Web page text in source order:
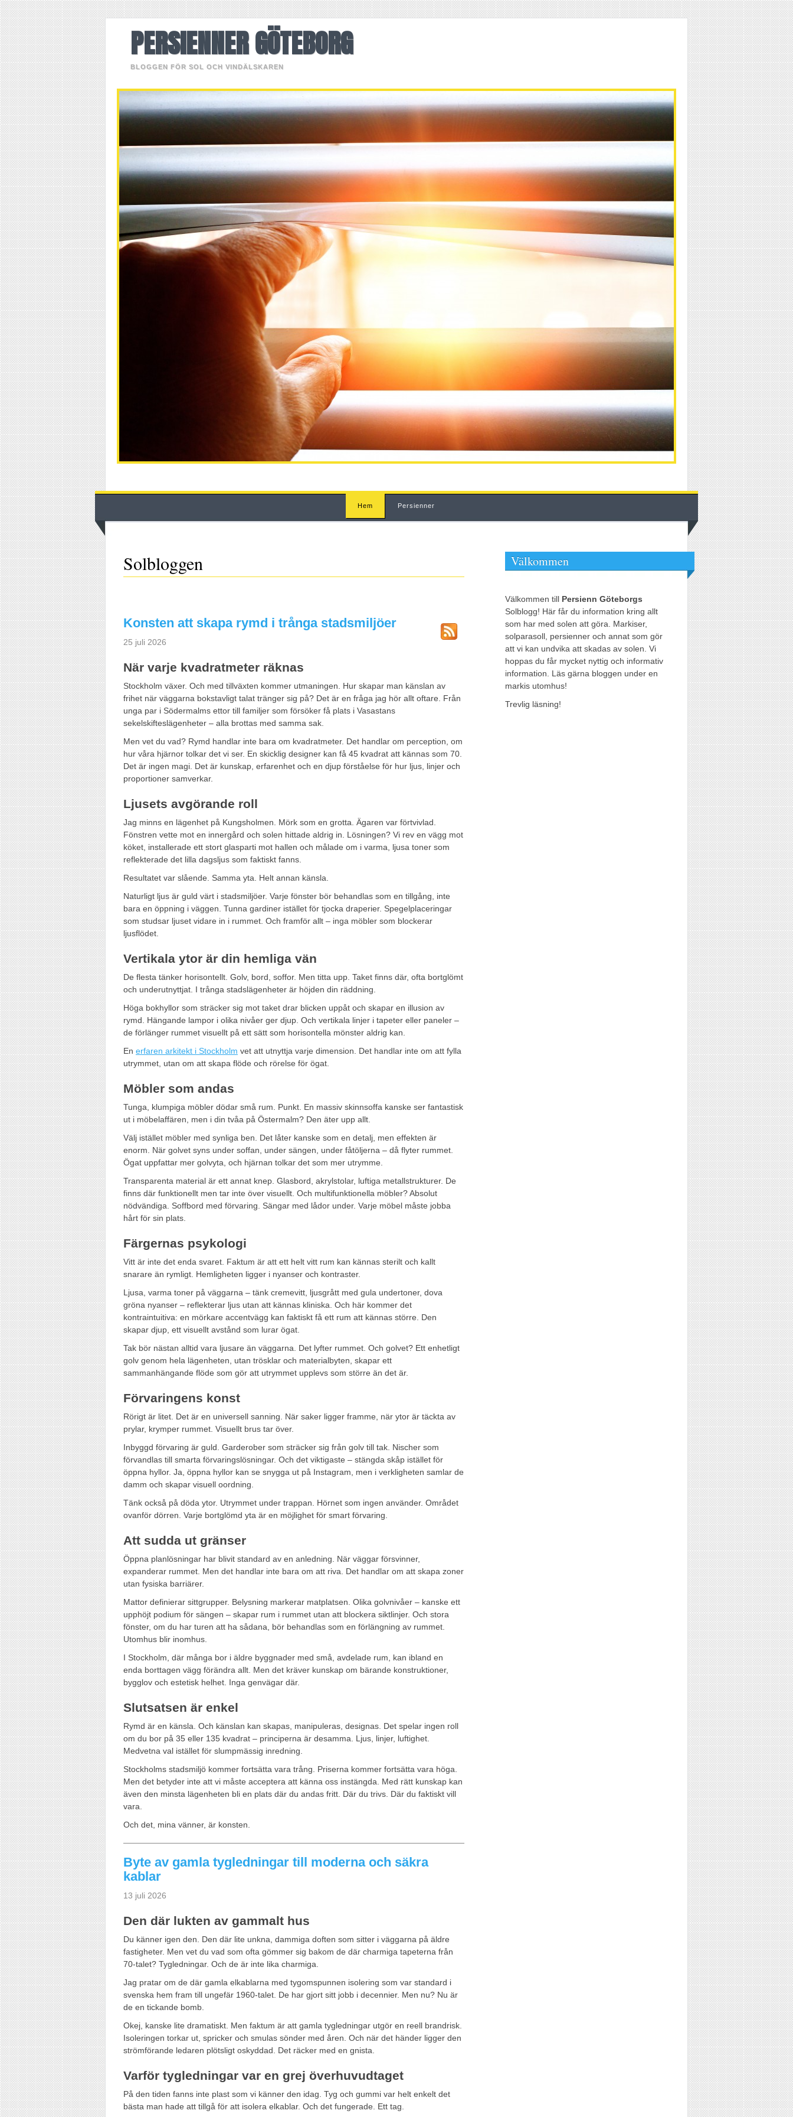
PERSIENNER GÖTEBORG
BLOGGEN FÖR SOL OCH VINDÄLSKAREN
Hem Persienner
Solbloggen
Konsten att skapa rymd i trånga stadsmiljöer
25 juli 2026
När varje kvadratmeter räknas
Stockholm växer. Och med tillväxten kommer utmaningen. Hur skapar man känslan av
frihet när väggarna bokstavligt talat tränger sig på? Det är en fråga jag hör allt oftare. Från
unga par i Södermalms ettor till familjer som försöker få plats i Vasastans
sekelskifteslägenheter – alla brottas med samma sak.
Men vet du vad? Rymd handlar inte bara om kvadratmeter. Det handlar om perception, om
hur våra hjärnor tolkar det vi ser. En skicklig designer kan få 45 kvadrat att kännas som 70.
Det är ingen magi. Det är kunskap, erfarenhet och en djup förståelse för hur ljus, linjer och
proportioner samverkar.
Ljusets avgörande roll
Jag minns en lägenhet på Kungsholmen. Mörk som en grotta. Ägaren var förtvivlad.
Fönstren vette mot en innergård och solen hittade aldrig in. Lösningen? Vi rev en vägg mot
köket, installerade ett stort glasparti mot hallen och målade om i varma, ljusa toner som
reflekterade det lilla dagsljus som faktiskt fanns.
Resultatet var slående. Samma yta. Helt annan känsla.
Naturligt ljus är guld värt i stadsmiljöer. Varje fönster bör behandlas som en tillgång, inte
bara en öppning i väggen. Tunna gardiner istället för tjocka draperier. Spegelplaceringar
som studsar ljuset vidare in i rummet. Och framför allt – inga möbler som blockerar
ljusflödet.
Vertikala ytor är din hemliga vän
De flesta tänker horisontellt. Golv, bord, soffor. Men titta upp. Taket finns där, ofta bortglömt
och underutnyttjat. I trånga stadslägenheter är höjden din räddning.
Höga bokhyllor som sträcker sig mot taket drar blicken uppåt och skapar en illusion av
rymd. Hängande lampor i olika nivåer ger djup. Och vertikala linjer i tapeter eller paneler –
de förlänger rummet visuellt på ett sätt som horisontella mönster aldrig kan.
En erfaren arkitekt i Stockholm vet att utnyttja varje dimension. Det handlar inte om att fylla
utrymmet, utan om att skapa flöde och rörelse för ögat.
Möbler som andas
Tunga, klumpiga möbler dödar små rum. Punkt. En massiv skinnsoffa kanske ser fantastisk
ut i möbelaffären, men i din tvåa på Östermalm? Den äter upp allt.
Välj istället möbler med synliga ben. Det låter kanske som en detalj, men effekten är
enorm. När golvet syns under soffan, under sängen, under fåtöljerna – då flyter rummet.
Ögat uppfattar mer golvyta, och hjärnan tolkar det som mer utrymme.
Transparenta material är ett annat knep. Glasbord, akrylstolar, luftiga metallstrukturer. De
finns där funktionellt men tar inte över visuellt. Och multifunktionella möbler? Absolut
nödvändiga. Soffbord med förvaring. Sängar med lådor under. Varje möbel måste jobba
hårt för sin plats.
Färgernas psykologi
Vitt är inte det enda svaret. Faktum är att ett helt vitt rum kan kännas sterilt och kallt
snarare än rymligt. Hemligheten ligger i nyanser och kontraster.
Ljusa, varma toner på väggarna – tänk cremevitt, ljusgrått med gula undertoner, dova
gröna nyanser – reflekterar ljus utan att kännas kliniska. Och här kommer det
kontraintuitiva: en mörkare accentvägg kan faktiskt få ett rum att kännas större. Den
skapar djup, ett visuellt avstånd som lurar ögat.
Tak bör nästan alltid vara ljusare än väggarna. Det lyfter rummet. Och golvet? Ett enhetligt
golv genom hela lägenheten, utan trösklar och materialbyten, skapar ett
sammanhängande flöde som gör att utrymmet upplevs som större än det är.
Förvaringens konst
Rörigt är litet. Det är en universell sanning. När saker ligger framme, när ytor är täckta av
prylar, krymper rummet. Visuellt brus tar över.
Inbyggd förvaring är guld. Garderober som sträcker sig från golv till tak. Nischer som
förvandlas till smarta förvaringslösningar. Och det viktigaste – stängda skåp istället för
öppna hyllor. Ja, öppna hyllor kan se snygga ut på Instagram, men i verkligheten samlar de
damm och skapar visuell oordning.
Tänk också på döda ytor. Utrymmet under trappan. Hörnet som ingen använder. Området
ovanför dörren. Varje bortglömd yta är en möjlighet för smart förvaring.
Att sudda ut gränser
Öppna planlösningar har blivit standard av en anledning. När väggar försvinner,
expanderar rummet. Men det handlar inte bara om att riva. Det handlar om att skapa zoner
utan fysiska barriärer.
Mattor definierar sittgrupper. Belysning markerar matplatsen. Olika golvnivåer – kanske ett
upphöjt podium för sängen – skapar rum i rummet utan att blockera siktlinjer. Och stora
fönster, om du har turen att ha sådana, bör behandlas som en förlängning av rummet.
Utomhus blir inomhus.
I Stockholm, där många bor i äldre byggnader med små, avdelade rum, kan ibland en
enda borttagen vägg förändra allt. Men det kräver kunskap om bärande konstruktioner,
bygglov och estetisk helhet. Inga genvägar där.
Slutsatsen är enkel
Rymd är en känsla. Och känslan kan skapas, manipuleras, designas. Det spelar ingen roll
om du bor på 35 eller 135 kvadrat – principerna är desamma. Ljus, linjer, luftighet.
Medvetna val istället för slumpmässig inredning.
Stockholms stadsmiljö kommer fortsätta vara trång. Priserna kommer fortsätta vara höga.
Men det betyder inte att vi måste acceptera att känna oss instängda. Med rätt kunskap kan
även den minsta lägenheten bli en plats där du andas fritt. Där du trivs. Där du faktiskt vill
vara.
Och det, mina vänner, är konsten.
Byte av gamla tygledningar till moderna och säkra
kablar
13 juli 2026
Den där lukten av gammalt hus
Du känner igen den. Den där lite unkna, dammiga doften som sitter i väggarna på äldre
fastigheter. Men vet du vad som ofta gömmer sig bakom de där charmiga tapeterna från
70-talet? Tygledningar. Och de är inte lika charmiga.
Jag pratar om de där gamla elkablarna med tygomspunnen isolering som var standard i
svenska hem fram till ungefär 1960-talet. De har gjort sitt jobb i decennier. Men nu? Nu är
de en tickande bomb.
Okej, kanske lite dramatiskt. Men faktum är att gamla tygledningar utgör en reell brandrisk.
Isoleringen torkar ut, spricker och smulas sönder med åren. Och när det händer ligger den
strömförande ledaren plötsligt oskyddad. Det räcker med en gnista.
Varför tygledningar var en grej överhuvudtaget
På den tiden fanns inte plast som vi känner den idag. Tyg och gummi var helt enkelt det
bästa man hade att tillgå för att isolera elkablar. Och det fungerade. Ett tag.
Välkommen
Välkommen till Persienn Göteborgs
Solblogg! Här får du information kring allt
som har med solen att göra. Markiser,
solparasoll, persienner och annat som gör
att vi kan undvika att skadas av solen. Vi
hoppas du får mycket nyttig och informativ
information. Läs gärna bloggen under en
markis utomhus!
Trevlig läsning!